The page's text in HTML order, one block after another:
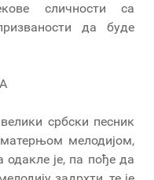
сличности са
да буде
србски песник
мелодијом,
одакле је, па пође да